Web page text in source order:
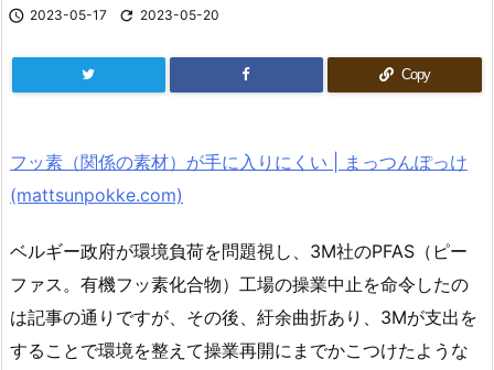
 2023-05-17  2023-05-20
Copy
フッ素（関係の素材）が手に入りにくい | まっつんぽっけ
(mattsunpokke.com)
ベルギー政府が環境負荷を問題視し、3M社のPFAS（ピー
ファス。有機フッ素化合物）工場の操業中止を命令したの
は記事の通りですが、その後、紆余曲折あり、3Mが支出を
することで環境を整えて操業再開にまでかこつけたような